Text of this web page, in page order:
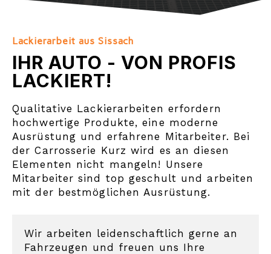
Lackierarbeit aus Sissach
IHR AUTO - VON PROFIS
LACKIERT!
Qualitative Lackierarbeiten erfordern
hochwertige Produkte, eine moderne
Ausrüstung und erfahrene Mitarbeiter. Bei
der Carrosserie Kurz wird es an diesen
Elementen nicht mangeln! Unsere
Mitarbeiter sind top geschult und arbeiten
mit der bestmöglichen Ausrüstung.
Wir arbeiten leidenschaftlich gerne an
Fahrzeugen und freuen uns Ihre